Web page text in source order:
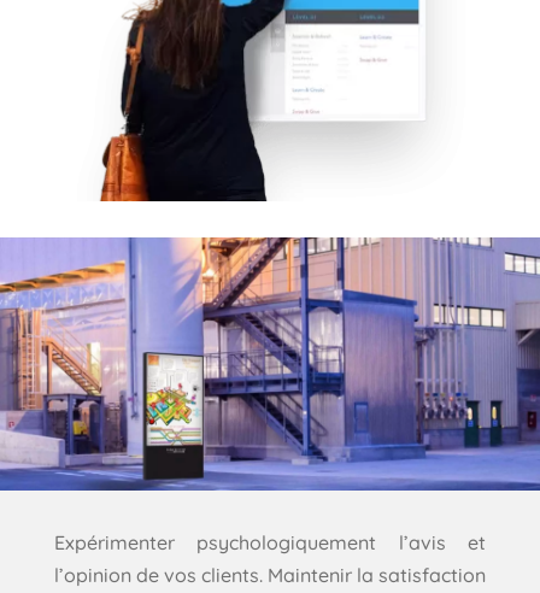
Expérimenter psychologiquement l’avis et
l’opinion de vos clients. Maintenir la satisfaction